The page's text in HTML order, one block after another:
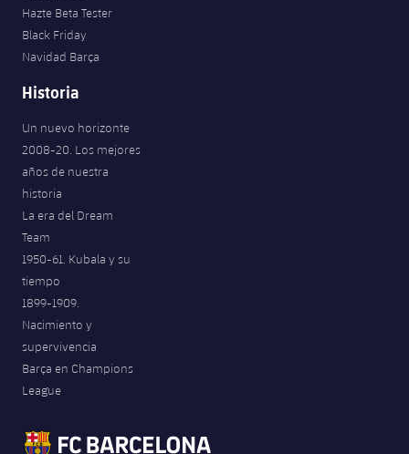
Hazte Beta Tester
Black Friday
Navidad Barça
Historia
Un nuevo horizonte
2008-20. Los mejores
años de nuestra
historia
La era del Dream
Team
1950-61. Kubala y su
tiempo
1899-1909.
Nacimiento y
supervivencia
Barça en Champions
League